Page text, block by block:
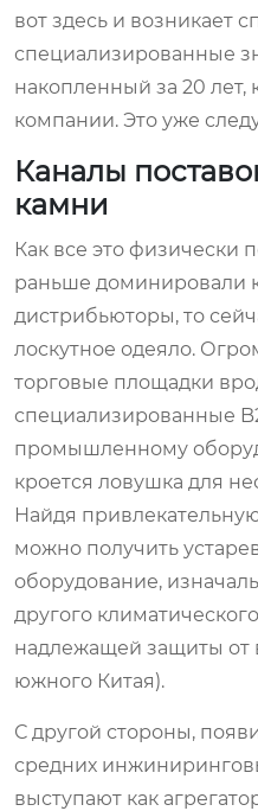
вот здесь и возникает
специализированные
накопленный за 20 лет,
компании. Это уже
Каналы
камни
Как все это физически
раньше доминировали
дистрибьюторы, то
лоскутное одеяло.
торговые площадки
специализированные
промышленному
кроется ловушка для
Найдя
можно получить
оборудование,
другого
надлежащей защиты от
южного Китая).
С другой стороны,
средних
выступают как